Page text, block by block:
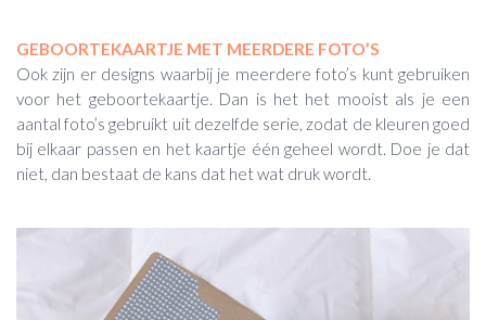
GEBOORTEKAARTJE MET MEERDERE FOTO’S
Ook zijn er designs waarbij je meerdere foto’s kunt gebruiken
voor het geboortekaartje. Dan is het het mooist als je een
aantal foto’s gebruikt uit dezelfde serie, zodat de kleuren goed
bij elkaar passen en het kaartje één geheel wordt. Doe je dat
niet, dan bestaat de kans dat het wat druk wordt.